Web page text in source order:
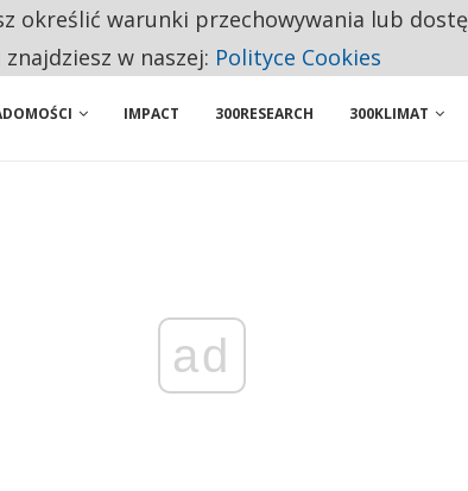
NA LIŚCIE SĄ DWA PODMIOTY Z POLSKI
IMPACT 300RESEARCH 300KLIMAT
ad
określić warunki przechowywania lub
w naszej: Polityce Cookies